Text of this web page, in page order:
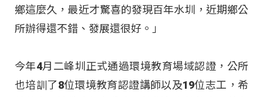
鄉這麼久，最近才驚喜的發現百年水圳，近期鄉公
所辦得還不錯、發展還很好。」
今年4月二峰圳正式通過環境教育場域認證，公所
也培訓了8位環境教育認證講師以及19位志工，希